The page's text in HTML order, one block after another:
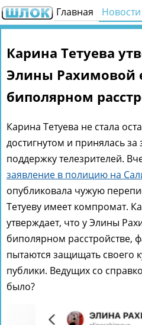
Главная Новости
Карина Тетуева
Элины Рахимовой
биполярном
Карина Тетуева не стала
достигнутом и принялась за
поддержку телезрителей.
заявление в полицию на
опубликовала чужую
Тетуеву имеет компромат.
утверждает, что у Элины
биполярном расстройстве,
пытаются защищать своего
публики. Ведущих со
было?